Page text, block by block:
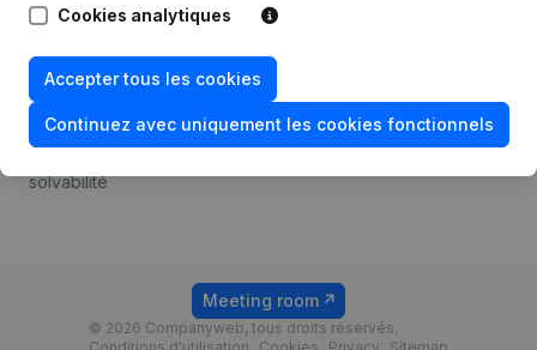
Cookies analytiques
Accepter tous les cookies
Continuez avec uniquement les cookies fonctionnels
Consulter des comptes
Recherche de numéro de
TVA
solvabilité
Tarifs
© 2026 Companyweb, tous droits réservés.
Meeting room